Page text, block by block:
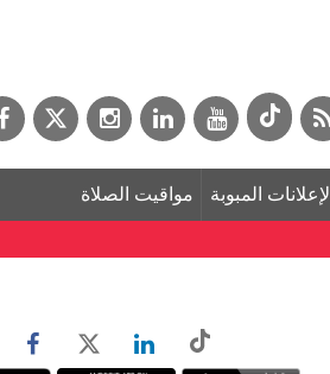
الإعلانات المبوبة مواقيت الصلاة